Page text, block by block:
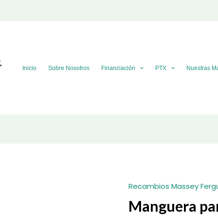
Inicio Sobre Nosotros Financiación PTX Nuestras
Recambios Massey
Manguera